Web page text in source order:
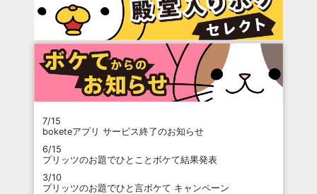
7/15
boketeアプリ サービス終了のお知らせ
6/15
プリッツのお題でひとことボケて結果発表
3/10
プリッツのお題でひと言ボケて キャンペーン